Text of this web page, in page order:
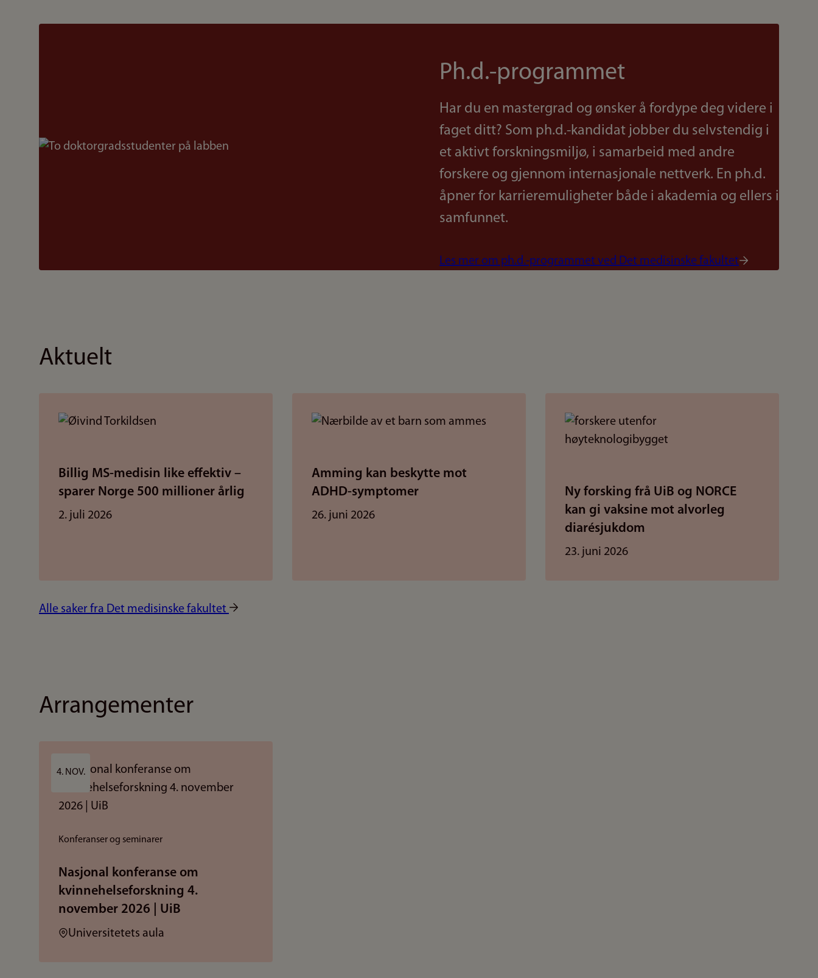
Ph.d.-programmet
Har du en mastergrad og ønsker å fordype deg videre i
faget ditt? Som ph.d.-kandidat jobber du selvstendig i
et aktivt forskningsmiljø, i samarbeid med andre
forskere og gjennom internasjonale nettverk. En ph.d.
åpner for karrieremuligheter både i akademia og ellers i
samfunnet.
Les mer om ph.d.-programmet ved Det medisinske fakultet
Bilde
Aktuelt
Billig MS-medisin like effektiv –
sparer Norge 500 millioner årlig
2. juli 2026
Amming kan beskytte mot
ADHD-symptomer
26. juni 2026
Ny forsking frå UiB og NORCE
kan gi vaksine mot alvorleg
diarésjukdom
23. juni 2026
Alle saker fra Det medisinske fakultet
Arrangementer
4. NOV.
Konferanser og seminarer
Nasjonal konferanse om
kvinnehelseforskning 4.
november 2026 | UiB
Sted:
Universitetets aula